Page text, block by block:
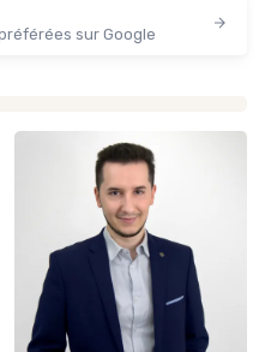
sur Google